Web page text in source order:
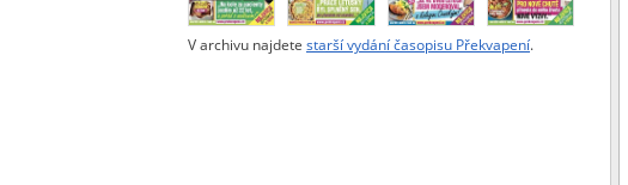
V archivu najdete starší vydání časopisu Překvapení.